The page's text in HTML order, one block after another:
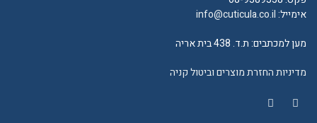
אימייל:info@cuticula.co.il
מען למכתבים: ת.ד. 438 בית אריה
מדיניות החזרת מוצרים וביטול קניה